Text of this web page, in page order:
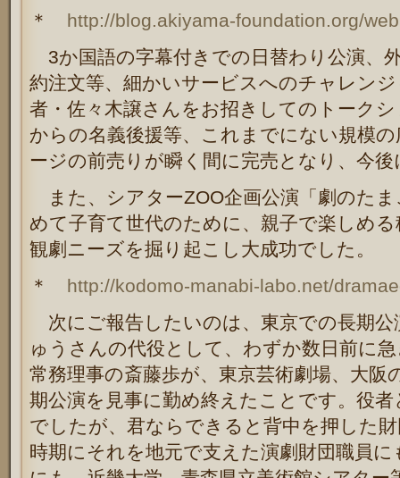
＊ http://blog.akiyama-foundation.org/
3か国語の字幕付きでの日替わり公演、
約注文等、細かいサービスへのチャレン
者・佐々木譲さんをお招きしてのトーク
からの名義後援等、これまでにない規模
ージの前売りが瞬く間に完売となり、今
また、シアターZOO企画公演「劇のた
めて子育て世代のために、親子で楽しめ
観劇ニーズを掘り起こし大成功でした。
＊ http://kodomo-manabi-labo.net/
次にご報告したいのは、東京での長期公
ゅうさんの代役として、わずか数日前に
常務理事の斎藤歩が、東京芸術劇場、大阪
期公演を見事に勤め終えたことです。役
でしたが、君ならできると背中を押した
時期にそれを地元で支えた演劇財団職員